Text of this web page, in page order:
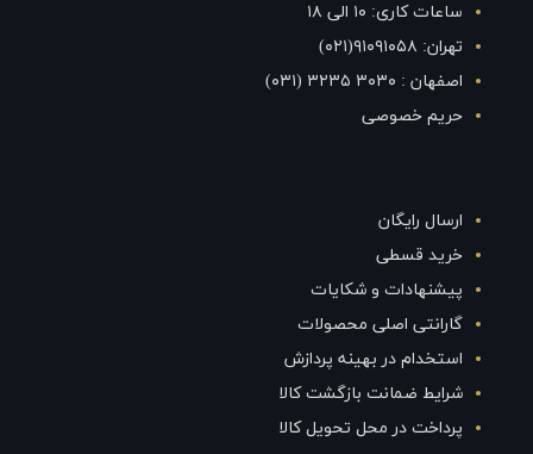
ساعات کاری: ۱۰ الی ۱۸
تهران: ۹۱۰۹۱۰۵۸(۰۲۱)
اصفهان : ۳۰۳۰ ۳۲۳۵ (۰۳۱)
حریم خصوصی
ارسال رایگان
خرید قسطی
پیشنهادات و شکایات
گارانتی اصلی محصولات
استخدام در بهینه پردازش
شرایط ضمانت بازگشت کالا
پرداخت در محل تحویل کالا